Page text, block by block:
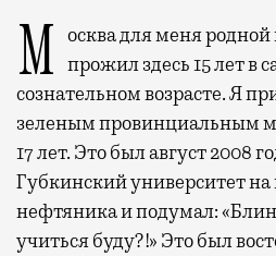
Москва для меня родной город, из своих 35 я прожил здесь 15 лет в
сознательном возрасте. Я
зеленым провинциальным
17 лет. Это был август 2008
Губкинский университет
нефтяника и подумал:
учиться буду?!» Это был